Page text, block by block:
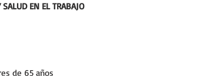
EN EL TRABAJO
de 65 años